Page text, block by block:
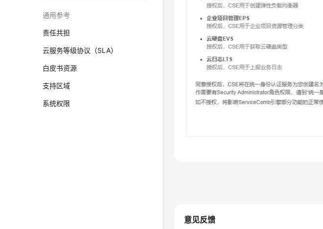
通用参考
责任共担
云服务等级协议（SLA）
白皮书资源
支持区域
系统权限
意见反馈